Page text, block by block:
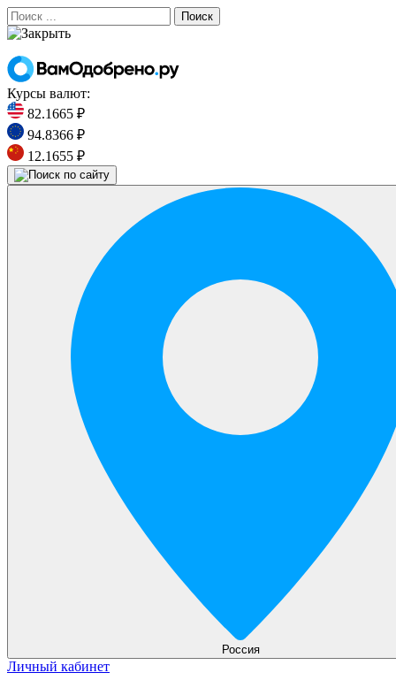
Поиск
Курсы валют:
82.1665 ₽
94.8366 ₽
12.1655 ₽
Россия
Личный кабинет